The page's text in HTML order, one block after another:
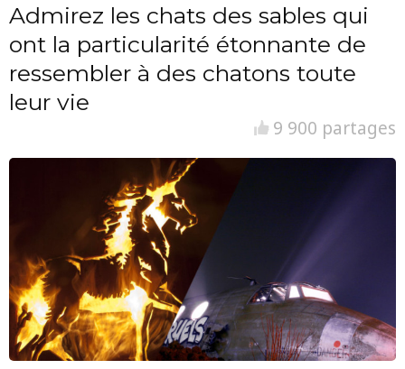
Admirez les chats des sables qui
ont la particularité étonnante de
ressembler à des chatons toute
leur vie
9 900 partages